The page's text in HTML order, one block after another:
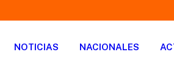
NOTICIAS NACIONALES